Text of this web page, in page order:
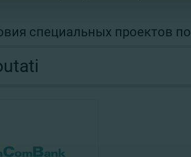
специальных проектов по